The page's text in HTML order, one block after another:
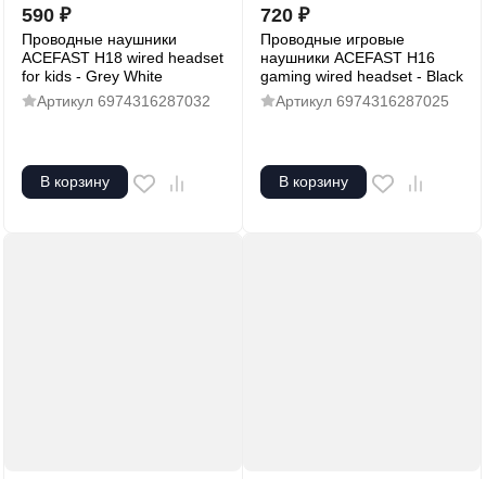
590 ₽
Проводные наушники
ACEFAST H18 wired headset
for kids - Grey White
Артикул 6974316287032
В корзину
720 ₽
Проводные игровые
наушники ACEFAST H16
gaming wired headset - Black
Артикул 6974316287025
В корзину